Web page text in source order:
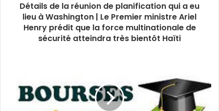
Détails de la réunion de planification qui a eu
lieu à Washington | Le Premier ministre Ariel
Henry prédit que la force multinationale de
sécurité atteindra très bientôt Haïti